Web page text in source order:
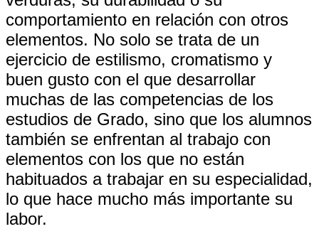
comportamiento en relación con otros
elementos. No solo se trata de un
ejercicio de estilismo, cromatismo y
buen gusto con el que desarrollar
muchas de las competencias de los
estudios de Grado, sino que los alumnos
también se enfrentan al trabajo con
elementos con los que no están
habituados a trabajar en su especialidad,
lo que hace mucho más importante su
labor.